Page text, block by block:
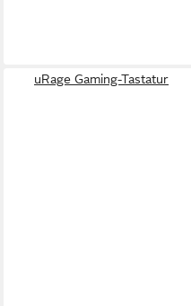
uRage Gaming-Tastatur